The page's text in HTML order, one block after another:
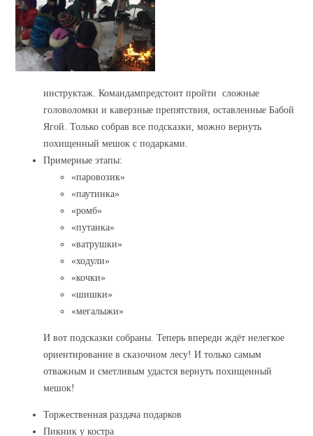
инструктаж. Командампредстоит пройти сложные
головоломки и каверзные препятствия, оставленные Бабой
Ягой. Только собрав все подсказки, можно вернуть
похищенный мешок с подарками.
Примерные этапы:
«паровозик»
«паутинка»
«ромб»
«путанка»
«ватрушки»
«ходули»
«кочки»
«шишки»
«мегалыжи»
И вот подсказки собраны. Теперь впереди ждёт нелегкое
ориентирование в сказочном лесу! И только самым
отважным и сметливым удастся вернуть похищенный
мешок!
Торжественная раздача подарков
Пикник у костра